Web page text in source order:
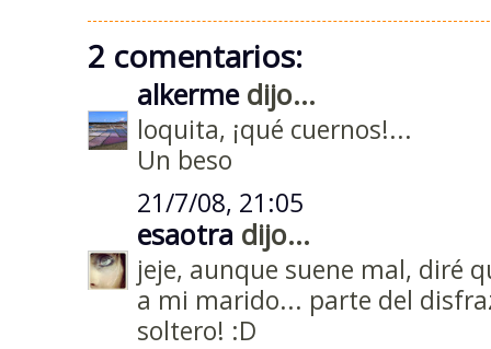
2 comentarios:
alkermedijo...
loquita, ¡qué cuernos!...
Un beso
21/7/08, 21:05
esaotra dijo...
jeje, aunque suene mal, diré
a mi marido... parte del
soltero! :D